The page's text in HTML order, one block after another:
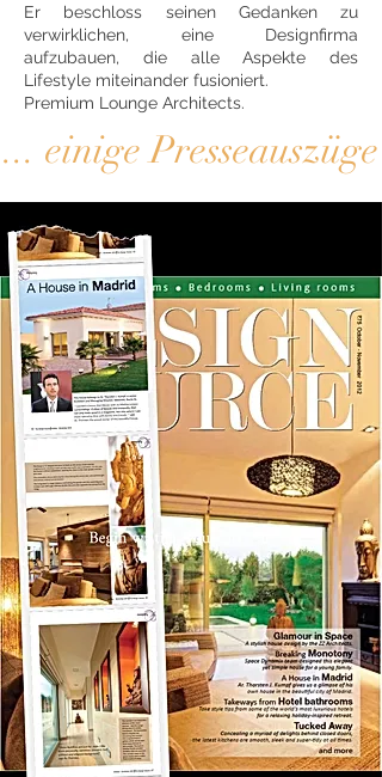
Er beschloss seinen Gedanken zu
verwirklichen, eine Designfirma
aufzubauen, die alle Aspekte des
Lifestyle miteinander fusioniert.
Premium Lounge Architects.
... einige Presseauszüge